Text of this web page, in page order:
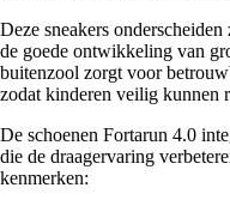
Deze sneakers
de goede ontwikkeling van
buitenzool zorgt voor
zodat kinderen veilig kunnen
De schoenen Fortarun 4.0
die de draagervaring
kenmerken: